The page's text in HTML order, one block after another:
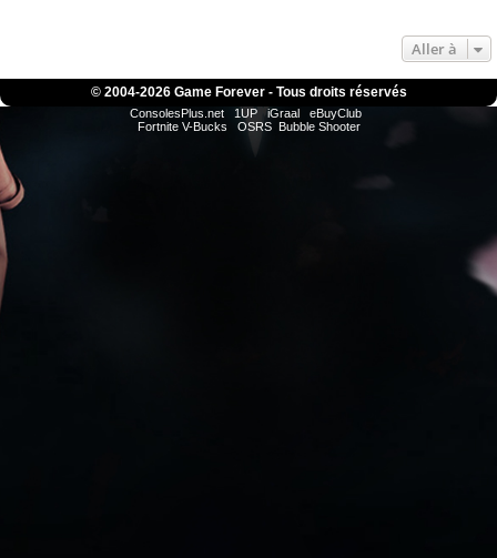
Aller à
© 2004-2026 Game Forever - Tous droits réservés
ConsolesPlus.net 1UP iGraal
eBuyClub
Fortnite V-Bucks
OSRS Bubble Shooter